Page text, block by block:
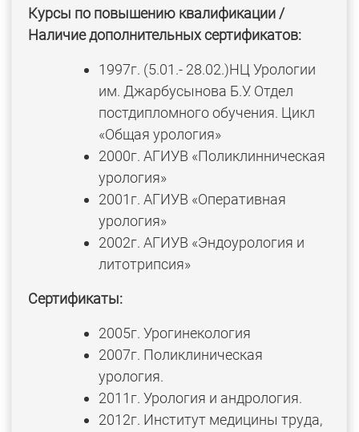
Курсы по повышению квалификации /
Наличие дополнительных сертификатов:
1997г. (5.01.- 28.02.)НЦ Урологии
им. Джарбусынова Б.У. Отдел
постдипломного обучения. Цикл
«Общая урология»
2000г. АГИУВ «Поликлинническая
урология»
2001г. АГИУВ «Оперативная
урология»
2002г. АГИУВ «Эндоурология и
литотрипсия»
Сертификаты:
2005г. Урогинекология
2007г. Поликлиническая
урология.
2011г. Урология и андрология.
2012г. Институт медицины труда,